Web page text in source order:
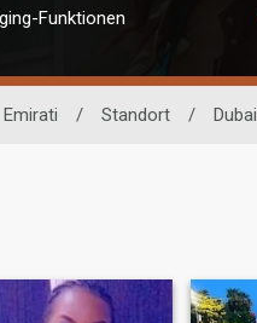
Funktionen
Emirati / Standort / Dubai